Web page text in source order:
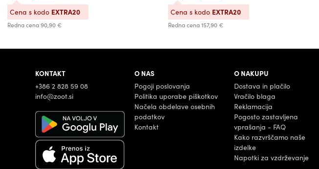
Redna cena90,90 €
Cena s kodo EXTRA20
Redna cena157,90 €
Cena s kodo EXTRA20
KONTAKT
+386 2 828 59 08
info@zoot.si
O NAS
Pogoji poslovanja
Politika uporabe piškotkov
Načela obdelave osebnih
podatkov
Kontakt
O NAKUPU
Dostava in plačilo
Vračilo blaga
Reklamacija
Pogosto zastavljena
vprašanja - FAQ
Kako razvrščamo naše
izdelke
Napotki za vzdrževanje